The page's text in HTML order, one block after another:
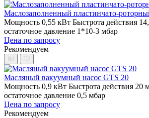
Маслозаполненный пластинчато-
Мощность 0,55 кВт Быстрота действия
остаточное давление 1*10-3 мбар
Цена по запросу
Рекомендуем
Масляный вакуумный насос GTS 20
Мощность 0,9 кВт Быстрота действия 20
остаточное давление 0,5 мбар
Цена по запросу
Рекомендуем